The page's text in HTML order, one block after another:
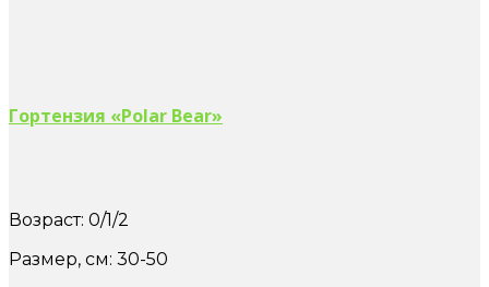
Гортензия «Polar Bear»
Возраст: 0/1/2
Размер, см: 30-50